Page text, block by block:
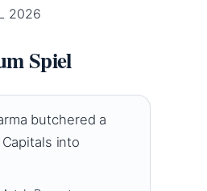
2026
Spiel
butchered a
into